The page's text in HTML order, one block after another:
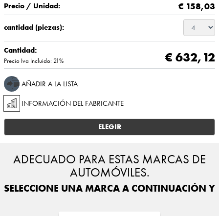
Precio / Unidad: € 158,03
cantidad (piezas):
Cantidad:
Precio Iva Incluido: 21% € 632,12
AÑADIR A LA LISTA
INFORMACIÓN DEL FABRICANTE
ELEGIR
ADECUADO PARA ESTAS MARCAS DE
AUTOMÓVILES.
SELECCIONE UNA MARCA A CONTINUACIÓN Y